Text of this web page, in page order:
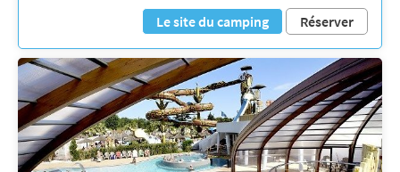
Le site du camping Réserver